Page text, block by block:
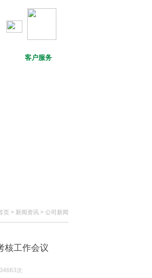
客户服务
页 > 新闻资讯 > 公司新闻
核工作会议
次